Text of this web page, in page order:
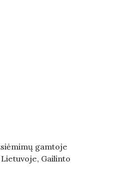
gamtoje
Gailinto